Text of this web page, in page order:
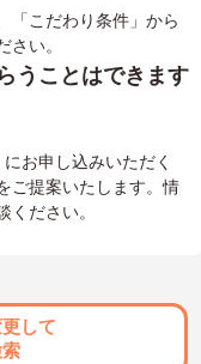
「こだわり条件」から
い。
うことはできます
にお申し込みいただく
ご提案いたします。情
ださい。
して